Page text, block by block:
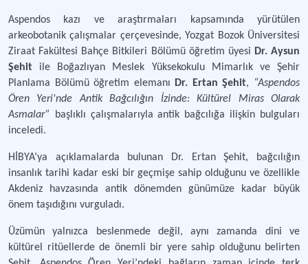
Aspendos kazı ve araştırmaları kapsamında yürütülen
arkeobotanik çalışmalar çerçevesinde, Yozgat Bozok Üniversitesi
Ziraat Fakültesi Bahçe Bitkileri Bölümü öğretim üyesi Dr. Aysun
Şehit ile Boğazlıyan Meslek Yüksekokulu Mimarlık ve Şehir
Planlama Bölümü öğretim elemanı
Dr. Ertan Şehit,
“Aspendos
Ören Yeri'nde Antik Bağcılığın İzinde: Kültürel Miras Olarak
Asmalar”
başlıklı çalışmalarıyla antik bağcılığa ilişkin bulguları
inceledi.
HİBYA’ya açıklamalarda bulunan Dr. Ertan Şehit, bağcılığın
insanlık tarihi kadar eski bir geçmişe sahip olduğunu ve özellikle
Akdeniz havzasında antik dönemden günümüze kadar büyük
önem taşıdığını vurguladı.
Üzümün yalnızca beslenmede değil, aynı zamanda dini ve
kültürel ritüellerde de önemli bir yere sahip olduğunu belirten